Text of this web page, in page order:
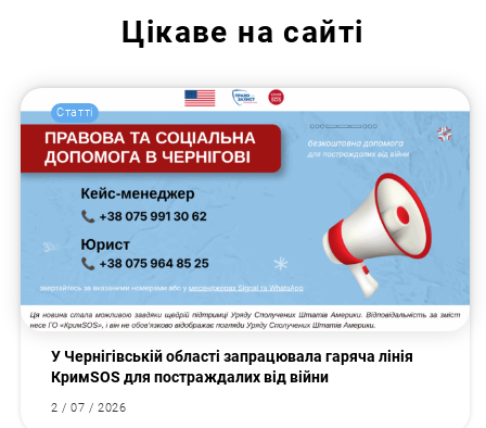
Цікаве на сайті
Статті
У Чернігівській області запрацювала гаряча лінія
КримSOS для постраждалих від війни
2 / 07 / 2026